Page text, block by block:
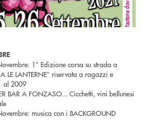
1° Edizione corsa su strada a
LE LANTERNE” riservata a ragazzi e
al 2009
BAR A FONZASO... Cicchetti, vini bellunesi
musica con i BACKGROUND